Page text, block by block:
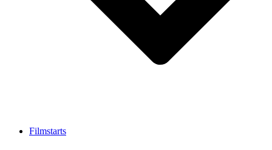
Filmstarts